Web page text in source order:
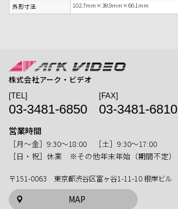
外形寸法
102.7mm×38.9mm×66.1mm
株式会社アーク・ビデオ
[TEL]
03-3481-6850
[FAX]
03-3481-6810
営業時間
［月〜金］9:30〜18:00 ［土］9:30〜17:00
［日・祝］休業 ※その他年末年始（期間不定）
〒151-0063 東京都渋谷区富ヶ谷1-11-10 根岸ビル
MAP